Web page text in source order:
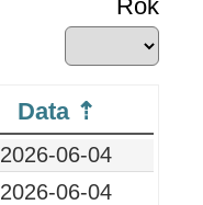
Rok
Data
2026-06-04
2026-06-04